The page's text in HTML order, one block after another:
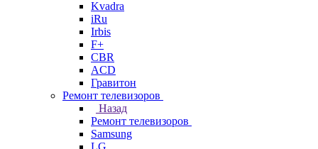
Kvadra
iRu
Irbis
F+
CBR
ACD
Гравитон
Ремонт телевизоров
Назад
Ремонт телевизоров
Samsung
LG